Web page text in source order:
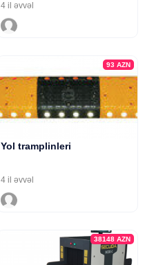
4 il əvvəl
93 AZN
Yol tramplinleri
4 il əvvəl
38148 AZN